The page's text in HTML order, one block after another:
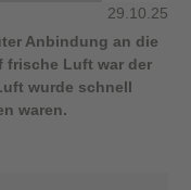
29.10.25
Anbindung an die
frische Luft war der
wurde schnell
waren.